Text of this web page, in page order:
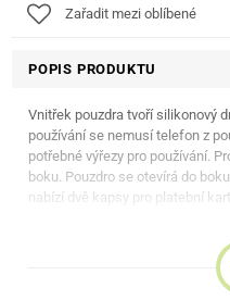
Zařadit mezi oblíbené
POPIS PRODUKTU
Vnitřek pouzdra tvoří silikonový
používání se nemusí telefon z
potřebné výřezy pro používání.
boku. Pouzdro se otevírá do
nabízí dvě kapsy pro platební
míru, máte tedy přístup ke